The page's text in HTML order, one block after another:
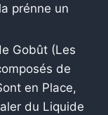
prénne un
Gobût (Les
de
en Place,
du Liquide